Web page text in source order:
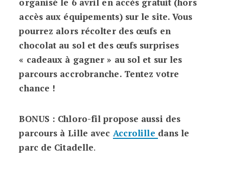
organisé le 6 avril en accès gratuit (hors
accès aux équipements) sur le site. Vous
pourrez alors récolter des œufs en
chocolat au sol et des œufs surprises
« cadeaux à gagner » au sol et sur les
parcours accrobranche. Tentez votre
chance !
BONUS : Chloro-fil propose aussi des
parcours à Lille avec Accrolille dans le
parc de Citadelle.